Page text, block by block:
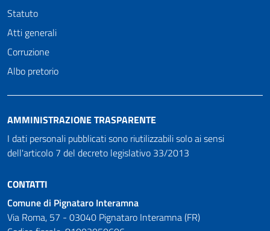
Statuto
Atti generali
Corruzione
Albo pretorio
AMMINISTRAZIONE TRASPARENTE
I dati personali pubblicati sono riutilizzabili solo ai sensi
dell'articolo 7 del decreto legislativo 33/2013
CONTATTI
Comune di Pignataro Interamna
Via Roma, 57 - 03040 Pignataro Interamna (FR)